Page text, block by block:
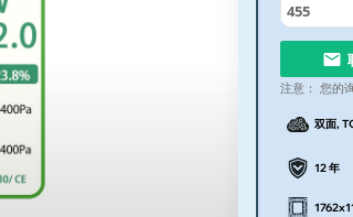
455
注意： 您的
双面,
12 年